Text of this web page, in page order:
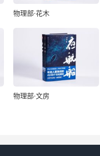
物理部·花木
物理部·文房